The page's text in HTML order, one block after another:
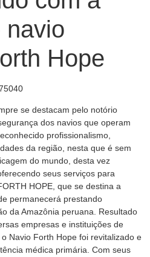
navio
Hope
se destacam pelo notório
dos navios que operam
profissionalismo,
da região, nesta que é sem
do mundo, desta vez
seus serviços para
HOPE, que se destina a
permanecerá prestando
da Amazônia peruana. Resultado
empresas e instituições de
Navio Forth Hope foi revitalizado e
médica primária. Com seus